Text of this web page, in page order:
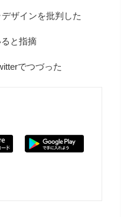
ザインを批判した
と指摘
でつづった